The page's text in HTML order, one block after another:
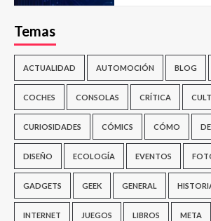
Temas
ACTUALIDAD AUTOMOCIÓN BLOG
COCHES CONSOLAS CRÍTICA
CURIOSIDADES CÓMICS CÓMO
DISEÑO ECOLOGÍA EVENTOS
GADGETS GEEK GENERAL
INTERNET JUEGOS LIBROS META